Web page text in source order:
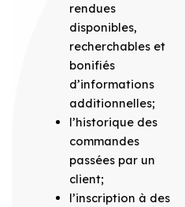
rendues
disponibles,
recherchables et
bonifiés
d’informations
additionnelles;
l’historique des
commandes
passées par un
client;
l’inscription à des